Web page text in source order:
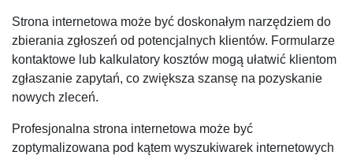
Strona internetowa może być doskonałym narzędziem do
zbierania zgłoszeń od potencjalnych klientów. Formularze
kontaktowe lub kalkulatory kosztów mogą ułatwić klientom
zgłaszanie zapytań, co zwiększa szansę na pozyskanie
nowych zleceń.
Profesjonalna strona internetowa może być
zoptymalizowana pod kątem wyszukiwarek internetowych